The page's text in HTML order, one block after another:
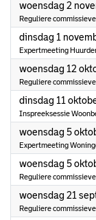
woensdag 2
Reguliere
dinsdag 1
Expertmeeting
woensdag 12
Reguliere
dinsdag 11
Inspreeksessie
woensdag 5
Expertmeeting
woensdag 5
Reguliere
woensdag 21
Reguliere